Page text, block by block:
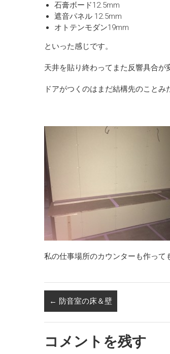
石膏ボード12.5mm
遮音パネル 12.5mm
オトテンモダン19mm
といった感じです。
天井を貼り終わってまた反響具合が
ドアがつくのはまだ結構先のこと
私の仕事場所のカウンターも作って
← 防音室の床＆壁
コメントを残す